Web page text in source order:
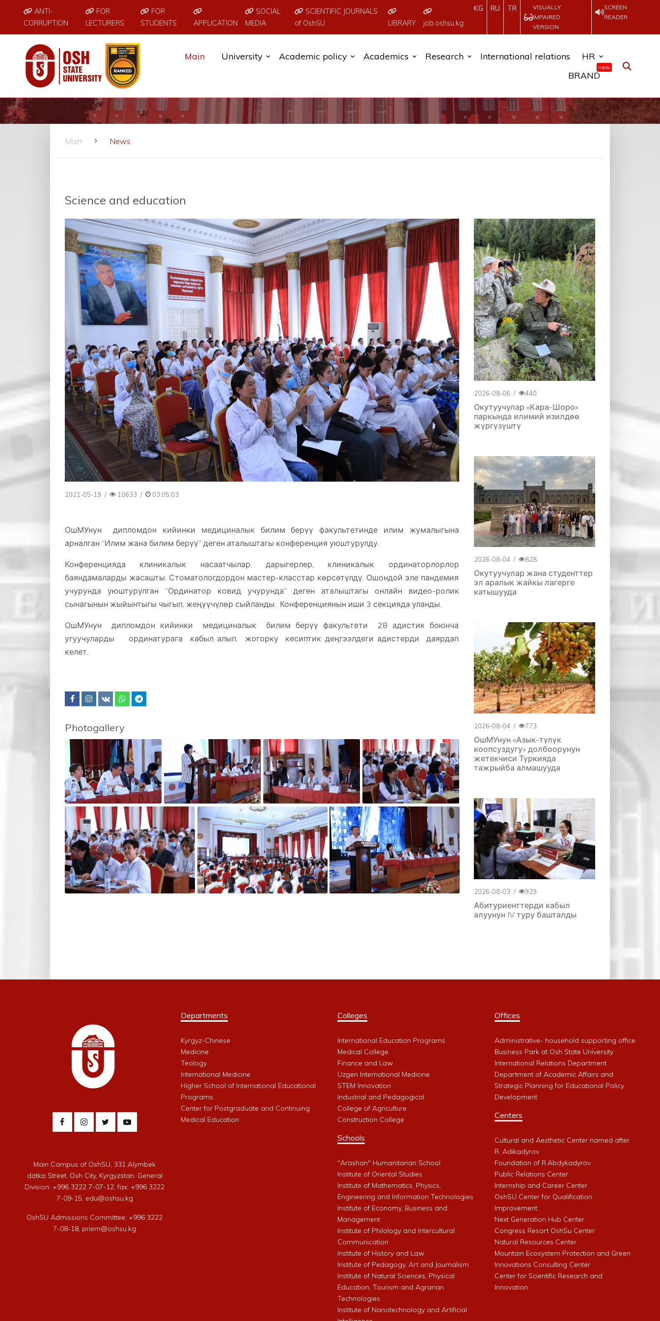
ANTI-
CORRUPTION
FOR
LECTURERS
FOR
STUDENTS
APPLICATION
SOCIAL
MEDIA
SCIENTIFIC JOURNALS
of OshSU
LIBRARY job.oshsu.kg
KG RU TR
VISUALLY
IMPAIRED
VERSION
SCREEN
READER
Main University Academic policy Academics Research International relations
HR
BRAND
new
Main News
Science and education
2021-05-19 / 10633 / 03:05:03
ОшМУнун дипломдон кийинки медициналык билим берүү факультетинде илим жумалыгына
арналган “Илим жана билим берүү” деген аталыштагы конференция уюштурулду.
Конференцияда клиникалык насаатчылар, дарыгерлер, клиникалык ординаторлорлор
баяндамаларды жасашты. Стоматологдордон мастер-класстар көрсөтүлдү. Ошондой эле пандемия
учурунда уюштурулган “Ординатор ковид учурунда” деген аталыштагы онлайн видео-ролик
сынагынын жыйынтыгы чыгып, жеңүүчүлөр сыйланды. Конференциянын иши 3 секцияда уланды.
ОшМУнун дипломдон кийинки медициналык билим берүү факультети 28 адистик боюнча
угуучуларды ординатурага кабыл алып, жогорку кесиптик деңгээлдеги адистерди даярдап
келет.
Photogallery
2026-08-06 / 440
Окутуучулар «Кара-Шоро»
паркында илимий изилдөө
жүргүзүштү
2026-08-04 / 828
Окутуучулар жана студенттер
эл аралык жайкы лагерге
катышууда
2026-08-04 / 773
ОшМУнун «Азык-түлүк
коопсуздугу» долбоорунун
жетекчиси Түркияда
тажрыйба алмашууда
2026-08-03 / 929
Абитуриенттерди кабыл
алуунун IV туру башталды
Main Campus of OshSU, 331 Alymbek
datka Street, Osh City, Kyrgyzstan. General
Division: +996 3222 7-07-12, fax: +996 3222
7-09-15, edu@oshsu.kg
OshSU Admissions Committee: +996 3222
7-08-18, priem@oshsu.kg
Departments
Kyrgyz-Chinese
Medicine
Teology
International Medicine
Higher School of International Educational
Programs
Center for Postgraduate and Continuing
Medical Education
Colleges
International Education Programs
Medical College
Finance and Law
Uzgen International Medicine
STEM Innovation
Industrial and Pedagogical
College of Agriculture
Construction College
Schools
"Arashan" Humanitarian School
Institute of Oriental Studies
Institute of Mathematics, Physics,
Engineering and Information Technologies
Institute of Economy, Business and
Management
Institute of Philology and Intercultural
Communication
Institute of History and Law
Institute of Pedagogy, Art and Journalism
Institute of Natural Sciences, Physical
Education, Tourism and Agrarian
Technologies
Institute of Nanotechnology and Artificial
Offices
Administrative- household supporting office
Business Park at Osh State University
International Relations Department
Department of Academic Affairs and
Strategic Planning for Educational Policy
Development
Centers
Cultural and Aesthetic Center named after
R. Adikadyrov
Foundation of R.Abdykadyrov
Public Relations Center
Internship and Career Center
OshSU Center for Qualification
Improvement
Next Generation Hub Center
Congress Resort OshSu Center
Natural Resources Center
Mountain Ecosystem Protection and Green
Innovations Consulting Center
Center for Scientific Research and
Innovation